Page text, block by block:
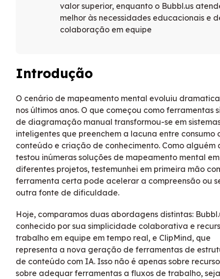
valor superior, enquanto o Bubbl.us
melhor às necessidades educacionais e
colaboração em equipe
Introdução
O cenário de mapeamento mental evoluiu
nos últimos anos. O que começou como ferramentas
de diagramação manual transformou-se em
inteligentes que preenchem a lacuna entre consumo
conteúdo e criação de conhecimento. Como alguém
testou inúmeras soluções de mapeamento mental em
diferentes projetos, testemunhei em primeira mão
ferramenta certa pode acelerar a compreensão ou
outra fonte de dificuldade.
Hoje, comparamos duas abordagens distintas:
conhecido por sua simplicidade colaborativa e
trabalho em equipe em tempo real, e ClipMind, que
representa a nova geração de ferramentas de
de conteúdo com IA. Isso não é apenas sobre
sobre adequar ferramentas a fluxos de trabalho,